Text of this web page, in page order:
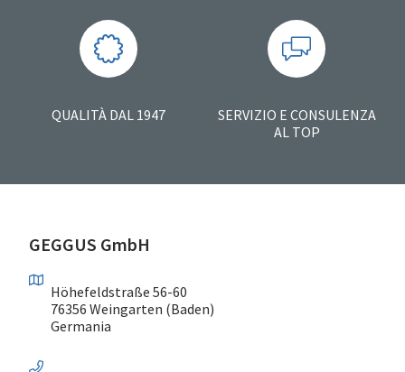
QUALITÀ DAL 1947
SERVIZIO E CONSULENZA
AL TOP
GEGGUS GmbH
Höhefeldstraße 56-60
76356 Weingarten (Baden)
Germania